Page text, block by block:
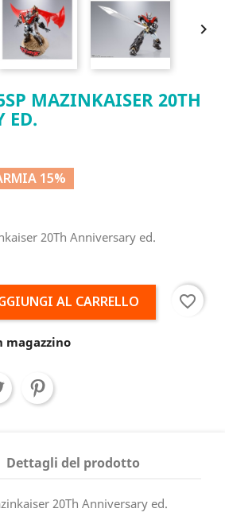

MAZINKAISER 20TH
ED.
15%
20Th Anniversary ed.
AL CARRELLO favorite_border
Dettagli del prodotto
20Th Anniversary ed.